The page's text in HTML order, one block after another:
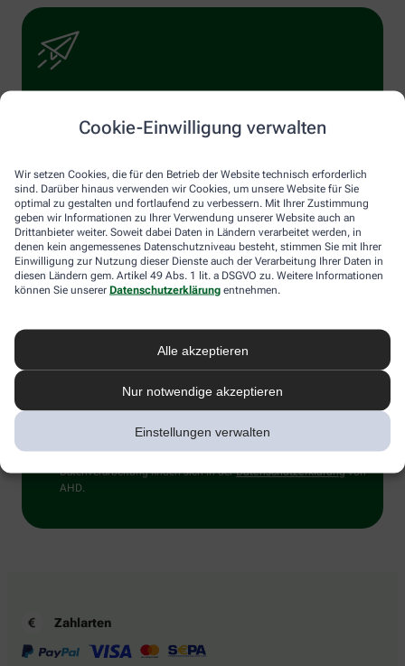
Cookie-Einwilligung verwalten
Wir setzen Cookies, die für den Betrieb der Website technisch erforderlich
sind. Darüber hinaus verwenden wir Cookies, um unsere Website für Sie
optimal zu gestalten und fortlaufend zu verbessern. Mit Ihrer Zustimmung
geben wir Informationen zu Ihrer Verwendung unserer Website auch an
Drittanbieter weiter. Soweit dabei Daten in Ländern verarbeitet werden, in
denen kein angemessenes Datenschutzniveau besteht, stimmen Sie mit Ihrer
Einwilligung zur Nutzung dieser Dienste auch der Verarbeitung Ihrer Daten in
diesen Ländern gem. Artikel 49 Abs. 1 lit. a DSGVO zu. Weitere Informationen
können Sie unserer Datenschutzerklärung entnehmen.
Alle akzeptieren
Nur notwendige akzeptieren
Einstellungen verwalten
Immer auf dem Laufenden bleiben –
Sind Sie ein Mensch? Dann wählen Sie bitteden LKW
Dann
LKW.
Ich willige hiermit ein, dass meine personenbezogenen Daten
von der Alliance Healthcare Deutschland GmbH (AHD) und vom
Dienstleister Emarsys zum Versand des Newsletters und der
(z.B. über den Abmelde-Link in jedem Newsletter). Die sonstigen
Kontaktmöglichkeiten dafür und weitere Angaben zur
Datenverarbeitung finden sich in derDatenschutzerklärungvon
AHD.
Zahlarten